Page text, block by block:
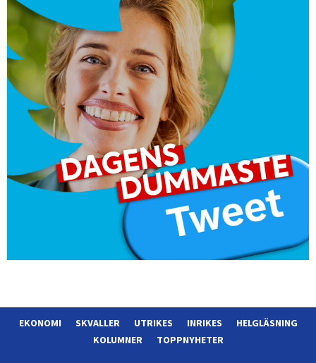
EKONOMI SKVALLER UTRIKES INRIKES
HELGLÄSNING
KOLUMNER
TOPPNYHETER